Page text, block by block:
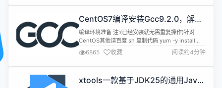
使用沙箱机制，相互之间不会有任何接口。 Docker
部分内存和硬盘空间。它运行的时候，其他程序就不
能使用这些...
CentOS7编译安装Gcc9.2.0，解决
mysql等软件编译问题
编译环境准备 注:(已经安装就无需重复操作)针对
CentOS其他请百度 sh 复制代码 yum -y install
bzip2 make gcc gcc-c++ 编译安装 1.下载源码
[gcc-9.2.0.tar.gz] 下载地
址:https://mirrors.cnnic.cn/gnu/gcc 2.解压到目录
6865 收藏 阅读约4分钟
xtools一款基于JDK25的通用Java